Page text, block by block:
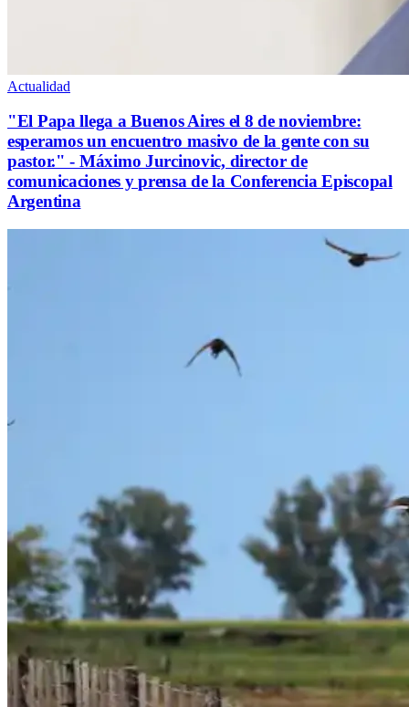
Actualidad
"El Papa llega a Buenos Aires el 8 de noviembre:
esperamos un encuentro masivo de la gente con su
pastor." - Máximo Jurcinovic, director de
comunicaciones y prensa de la Conferencia Episcopal
Argentina